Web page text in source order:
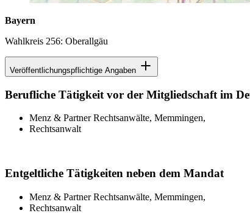
Bayern
Wahlkreis 256: Oberallgäu
Veröffentlichungspflichtige Angaben
Berufliche Tätigkeit vor der Mitgliedschaft im
Menz & Partner Rechtsanwälte, Memmingen,
Rechtsanwalt
Entgeltliche Tätigkeiten neben dem Mandat
Menz & Partner Rechtsanwälte, Memmingen,
Rechtsanwalt